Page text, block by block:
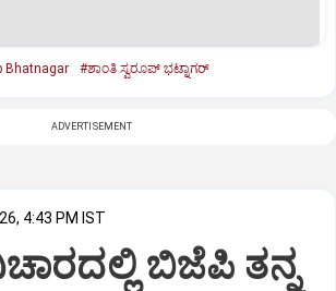
Bhatnagar #ಶಾಂತಿ ಸ್ವರೂಪ್‌ ಭಟ್ನಾಗರ್‌
ADVERTISEMENT
4:43 PM IST
ಬಿಜೆಪಿ ತನ್ನ